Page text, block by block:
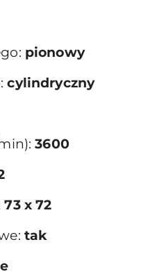
pionowy
cylindryczny
3600
73 x 72
tak